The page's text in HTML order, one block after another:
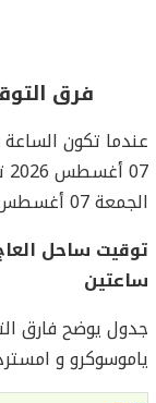
فرق
عندما تكون
07 أغسطس 2026 تكون الساعة في هولندا
الجمعة 07 أغسطس 2026.
توقيت ساحل
ساعتين
جدول يوضح فارق
ياموسوكرو و